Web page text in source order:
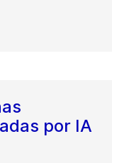
por IA